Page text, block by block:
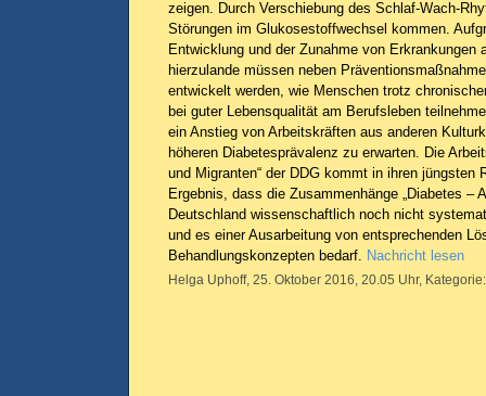
zeigen. Durch Verschiebung des Schlaf-Wach-
Störungen im Glukosestoffwechsel kommen.
Entwicklung und der Zunahme von Erkrankungen
hierzulande müssen neben
entwickelt werden, wie Menschen trotz
bei guter Lebensqualität am Berufsleben
ein Anstieg von Arbeitskräften aus anderen
höheren Diabetesprävalenz zu erwarten. Die
und Migranten“ der DDG kommt in ihren jüngsten
Ergebnis, dass die Zusammenhänge „Diabetes –
Deutschland wissenschaftlich noch nicht
und es einer Ausarbeitung von entsprechenden
Behandlungskonzepten bedarf. Nachricht lesen
Helga Uphoff, 25. Oktober 2016, 20.05 Uhr,